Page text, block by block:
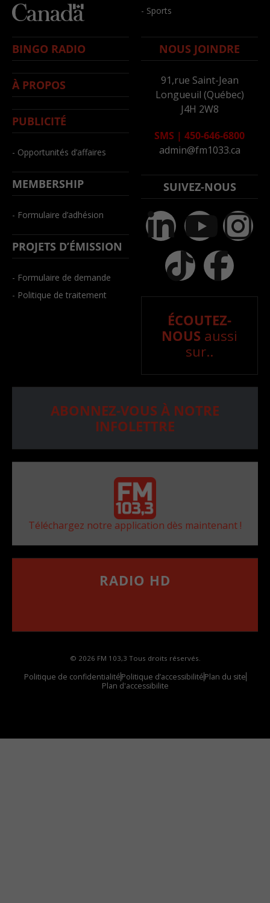
- Sports
BINGO RADIO
À PROPOS
PUBLICITÉ
- Opportunités d’affaires
MEMBERSHIP
- Formulaire d’adhésion
PROJETS D’ÉMISSION
- Formulaire de demande
- Politique de traitement
NOUS JOINDRE
91,rue Saint-Jean
Longueuil (Québec)
J4H 2W8
SMS | 450-646-6800
admin@fm1033.ca
SUIVEZ-NOUS
ÉCOUTEZ-
NOUS aussi
sur..
ABONNEZ-VOUS À NOTRE
INFOLETTRE
Téléchargez notre application dès maintenant !
RADIO HD
© 2026 FM 103,3 Tous droits réservés.
Politique de confidentialitéPolitique d’accessibilitéPlan du site
Plan d'accessibilite